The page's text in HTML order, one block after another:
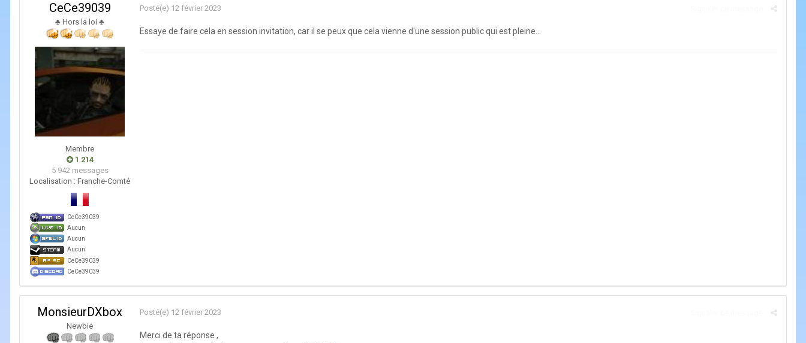
CeCe39039
♣ Hors la loi ♣
Membre
1 214
5 942 messages
Localisation : Franche-Comté
CeCe39039
Aucun
Aucun
Aucun
CeCe39039
CeCe39039
Posté(e) 12 février 2023
Essaye de faire cela en session invitation, car il se peux que cela vienne d'une session public qui est pleine...
MonsieurDXbox
Newbie
Posté(e) 12 février 2023
Merci de ta réponse ,